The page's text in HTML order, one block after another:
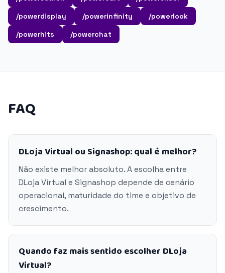
/powerdisplay
/powerinfinity
/powerlook
/powerhits
/powerchat
FAQ
DLoja Virtual ou Signashop: qual é melhor?
Não existe melhor absoluto. A escolha entre
DLoja Virtual e Signashop depende de cenário
operacional, maturidade do time e objetivo de
crescimento.
Quando faz mais sentido escolher DLoja
Virtual?